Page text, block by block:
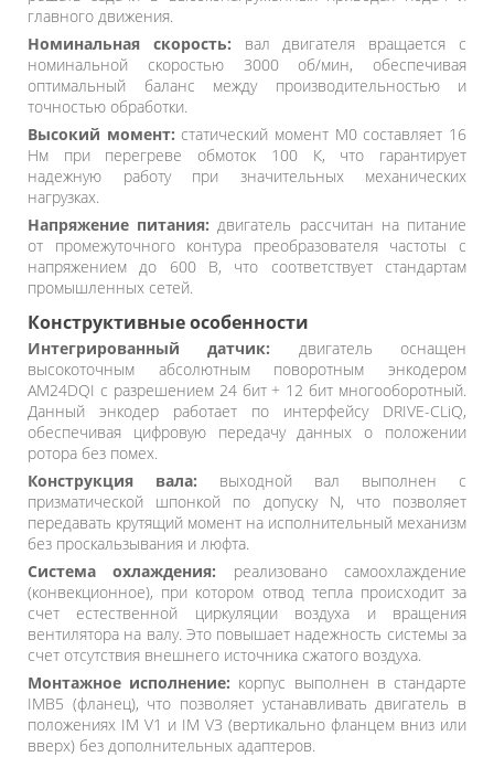
главного движения.
Номинальная скорость: вал двигателя вращается с
номинальной скоростью 3000 об/мин, обеспечивая
оптимальный баланс между производительностью и
точностью обработки.
Высокий момент: статический момент M0 составляет 16
Нм при перегреве обмоток 100 К, что гарантирует
надежную работу при значительных механических
нагрузках.
Напряжение питания: двигатель рассчитан на питание
от промежуточного контура преобразователя частоты с
напряжением до 600 В, что соответствует стандартам
промышленных сетей.
Конструктивные особенности
Интегрированный датчик: двигатель оснащен
высокоточным абсолютным поворотным энкодером
AM24DQI с разрешением 24 бит + 12 бит многооборотный.
Данный энкодер работает по интерфейсу DRIVE-CLiQ,
обеспечивая цифровую передачу данных о положении
ротора без помех.
Конструкция вала: выходной вал выполнен с
призматической шпонкой по допуску N, что позволяет
передавать крутящий момент на исполнительный механизм
без проскальзывания и люфта.
Система охлаждения: реализовано самоохлаждение
(конвекционное), при котором отвод тепла происходит за
счет естественной циркуляции воздуха и вращения
вентилятора на валу. Это повышает надежность системы за
счет отсутствия внешнего источника сжатого воздуха.
Монтажное исполнение: корпус выполнен в стандарте
IMB5 (фланец), что позволяет устанавливать двигатель в
положениях IM V1 и IM V3 (вертикально фланцем вниз или
вверх) без дополнительных адаптеров.